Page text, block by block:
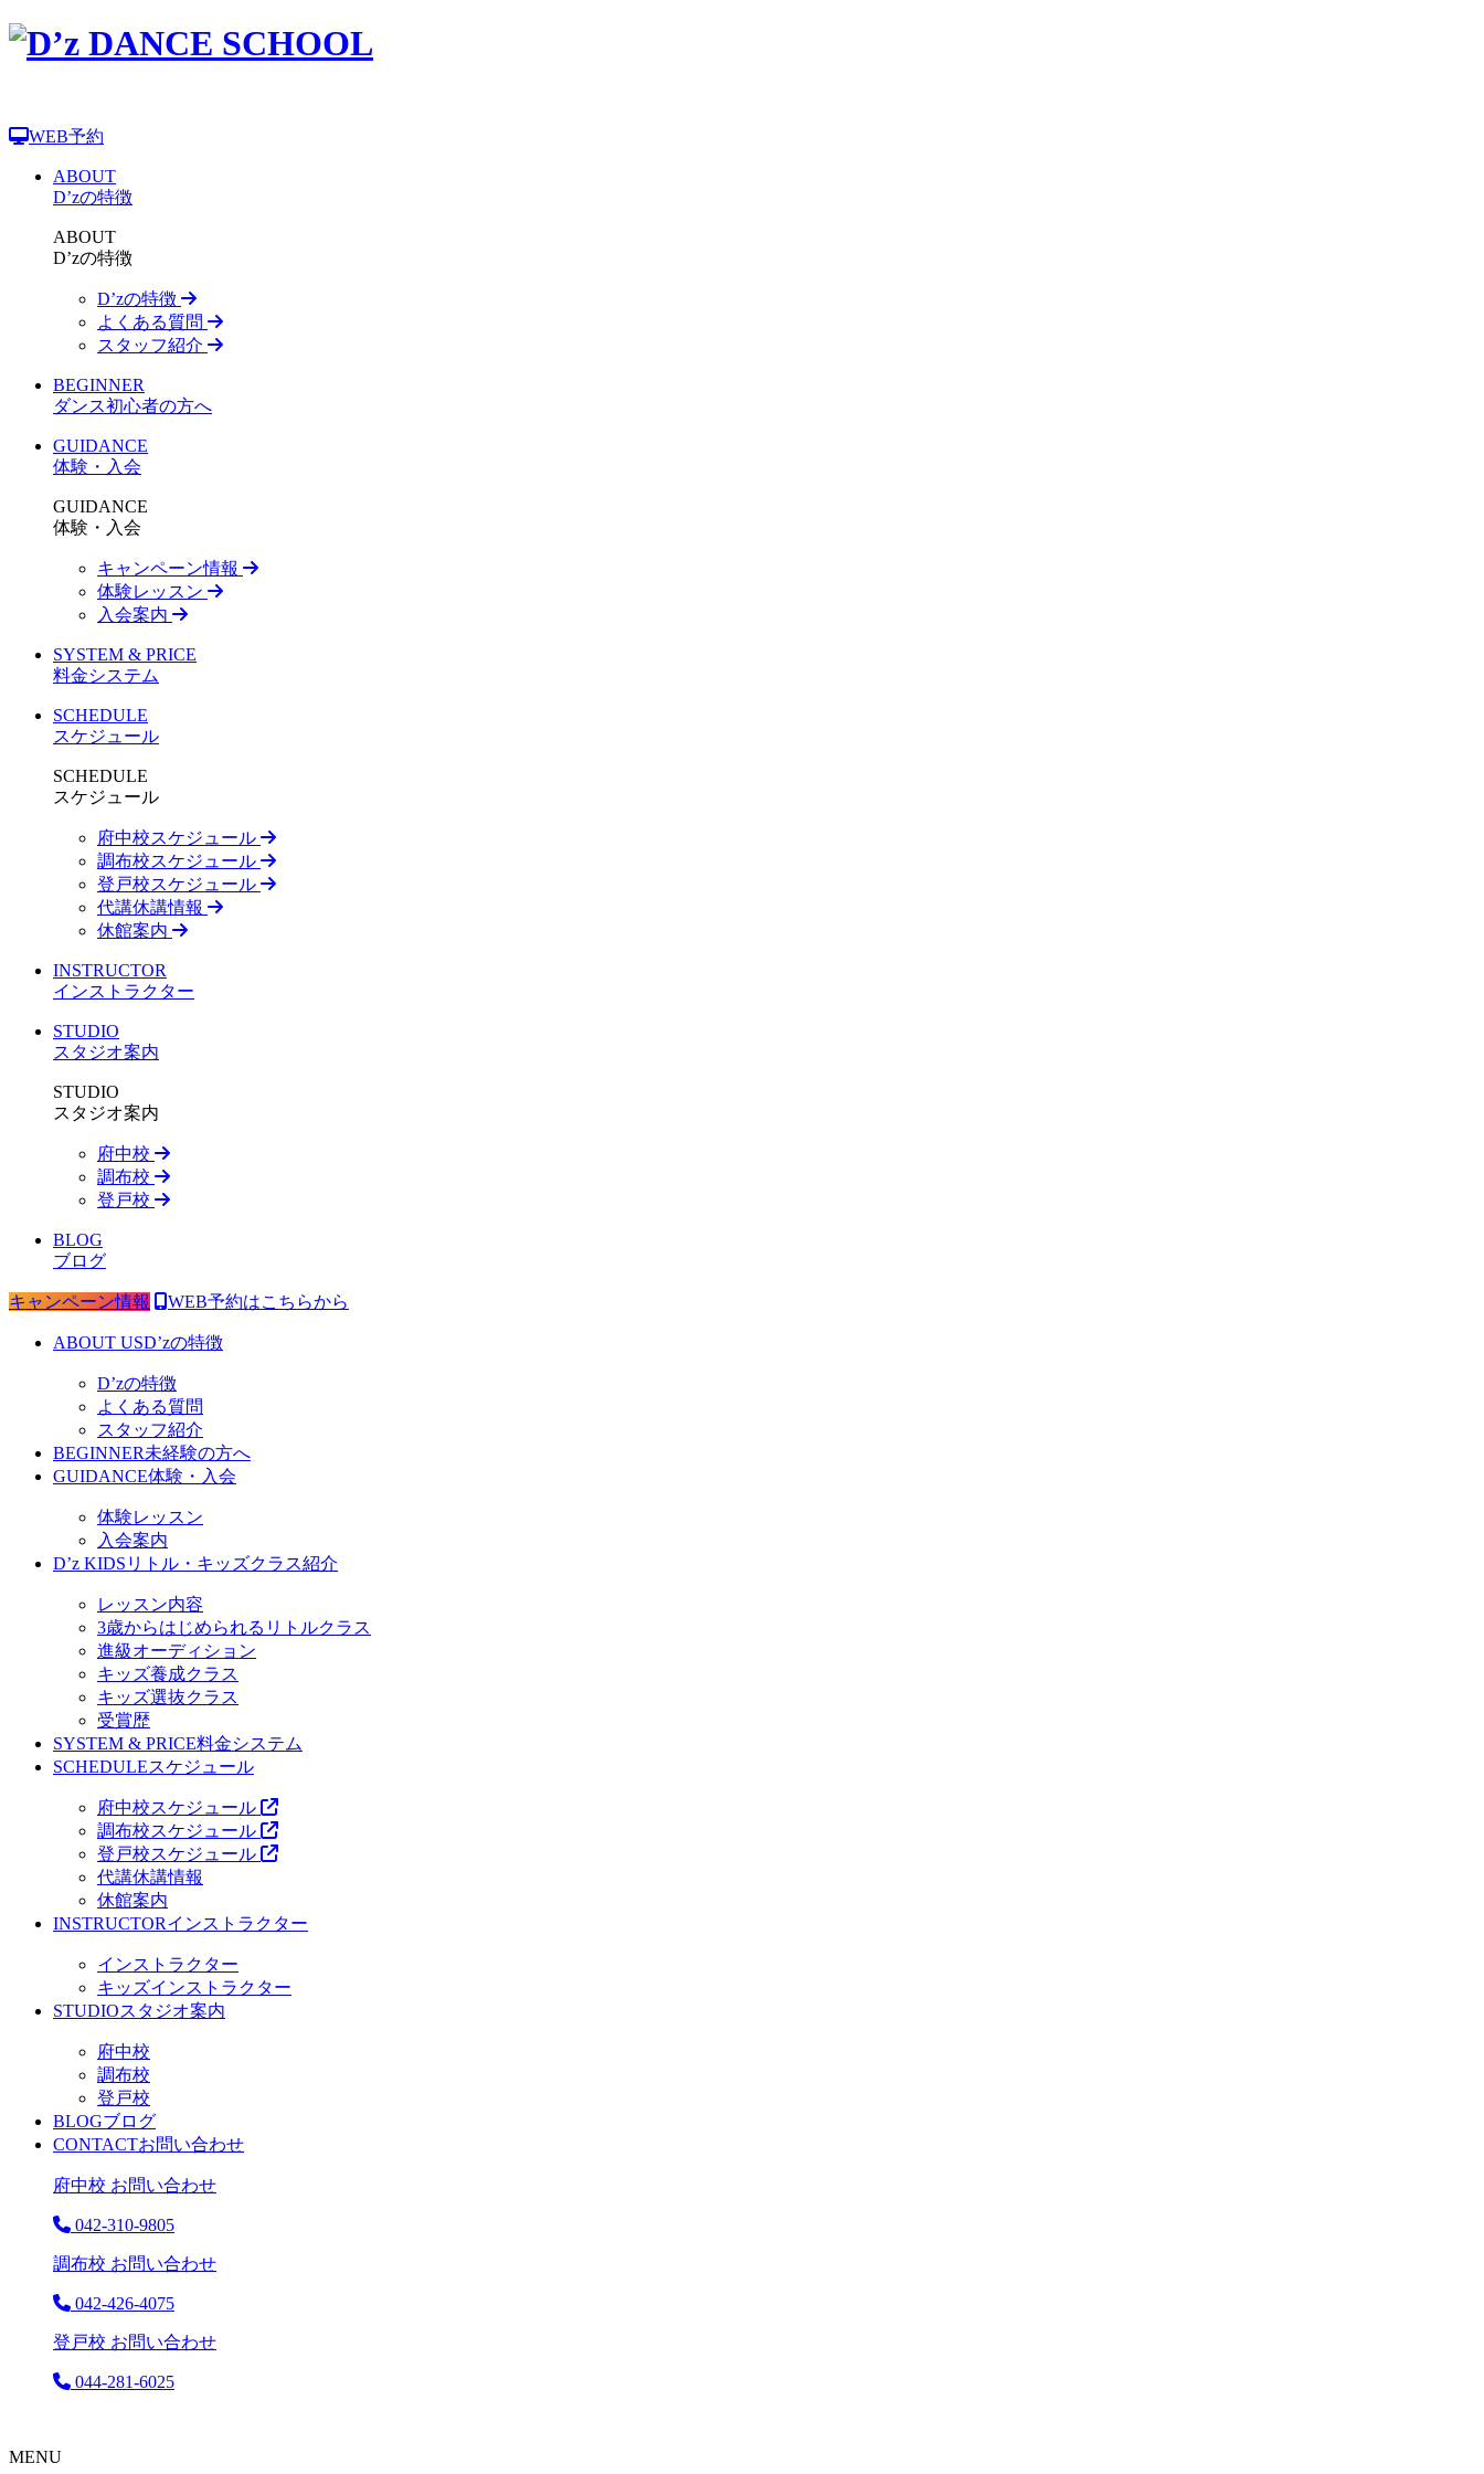
WEB予約
ABOUT
D’zの特徴
ABOUT
D’zの特徴
D’zの特徴
よくある質問
スタッフ紹介
BEGINNER
ダンス初心者の方へ
GUIDANCE
体験・入会
GUIDANCE
体験・入会
キャンペーン情報
体験レッスン
入会案内
SYSTEM & PRICE
料金システム
SCHEDULE
スケジュール
SCHEDULE
スケジュール
府中校スケジュール
調布校スケジュール
登戸校スケジュール
代講休講情報
休館案内
INSTRUCTOR
インストラクター
STUDIO
スタジオ案内
STUDIO
スタジオ案内
府中校
調布校
登戸校
BLOG
ブログ
キャンペーン情報 WEB予約はこちらから
ABOUT USD’zの特徴
D’zの特徴
よくある質問
スタッフ紹介
BEGINNER未経験の方へ
GUIDANCE体験・入会
体験レッスン
入会案内
D’z KIDS リトル・キッズクラス紹介
レッスン内容
3歳からはじめられるリトルクラス
進級オーディション
キッズ養成クラス
キッズ選抜クラス
受賞歴
SYSTEM & PRICE料金システム
SCHEDULEスケジュール
府中校スケジュール
調布校スケジュール
登戸校スケジュール
代講休講情報
休館案内
INSTRUCTORインストラクター
インストラクター
キッズインストラクター
STUDIOスタジオ案内
府中校
調布校
登戸校
BLOGブログ
CONTACTお問い合わせ
府中校 お問い合わせ
042-310-9805
調布校 お問い合わせ
042-426-4075
登戸校 お問い合わせ
044-281-6025
MENU